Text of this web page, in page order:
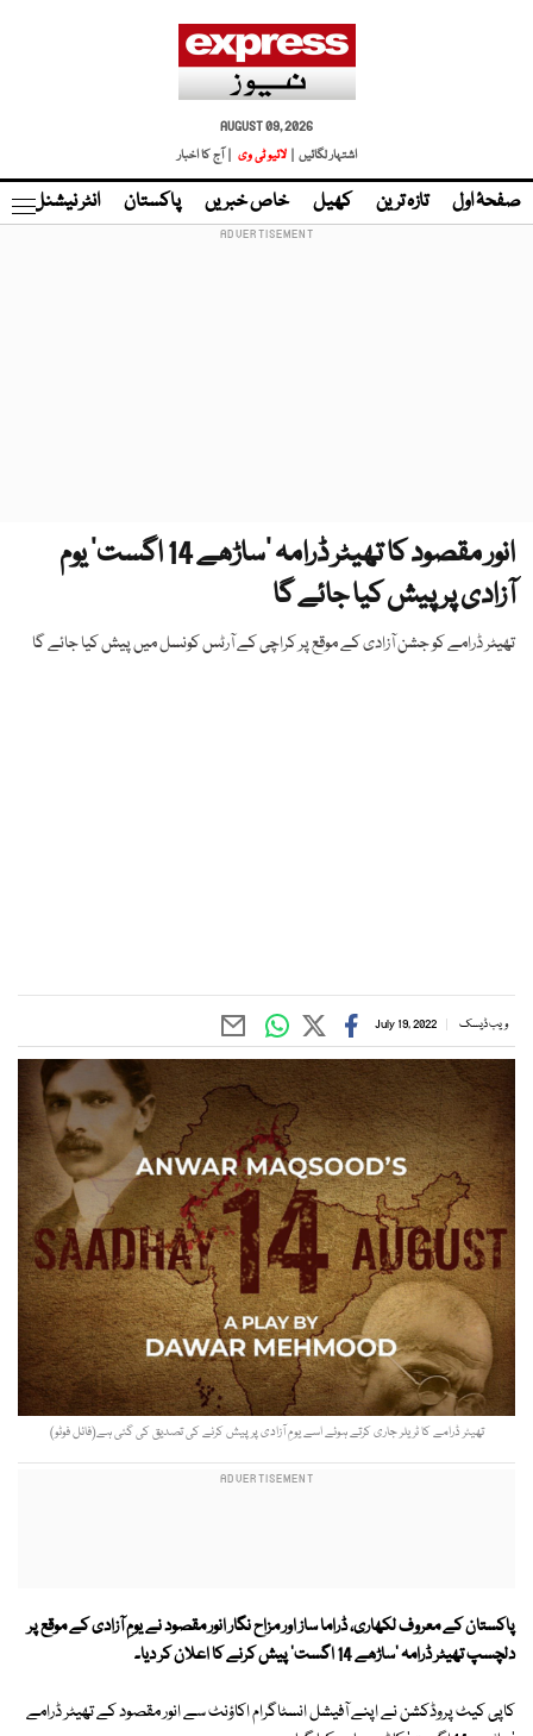
AUGUST 09, 2026
اشتہار لگائیں |
لائیو ٹی وی | آج کا اخبار
صفحۂ اول تازہ ترین کھیل خاص خبریں پاکستان انٹر نیشنل
انور مقصود کا تھیٹر ڈرامہ ’ساڑھے 14 اگست‘ یوم
آزادی پر پیش کیا جائے گا
تھیٹر ڈرامے کو جشن آزادی کے موقع پر کراچی کے آرٹس کونسل میں پیش کیا جائے گا
ویب ڈیسک July 19, 2022
تھیٹر ڈرامے کا ٹریلر جاری کرتے ہوئے اسے یومِ آزادی پر پیش کرنے کی تصدیق کی گئی ہے(فائل فوٹو)
پاکستان کے معروف لکھاری، ڈراما ساز اور مزاح نگار انور مقصود نے یومِ آزادی کے موقع پر
دلچسپ تھیٹر ڈرامہ 'ساڑھے 14 اگست' پیش کرنے کا اعلان کر دیا۔
کاپی کیٹ پروڈکشن نے اپنے آفیشل انسٹاگرام اکاؤنٹ سے انور مقصود کے تھیٹر ڈرامے